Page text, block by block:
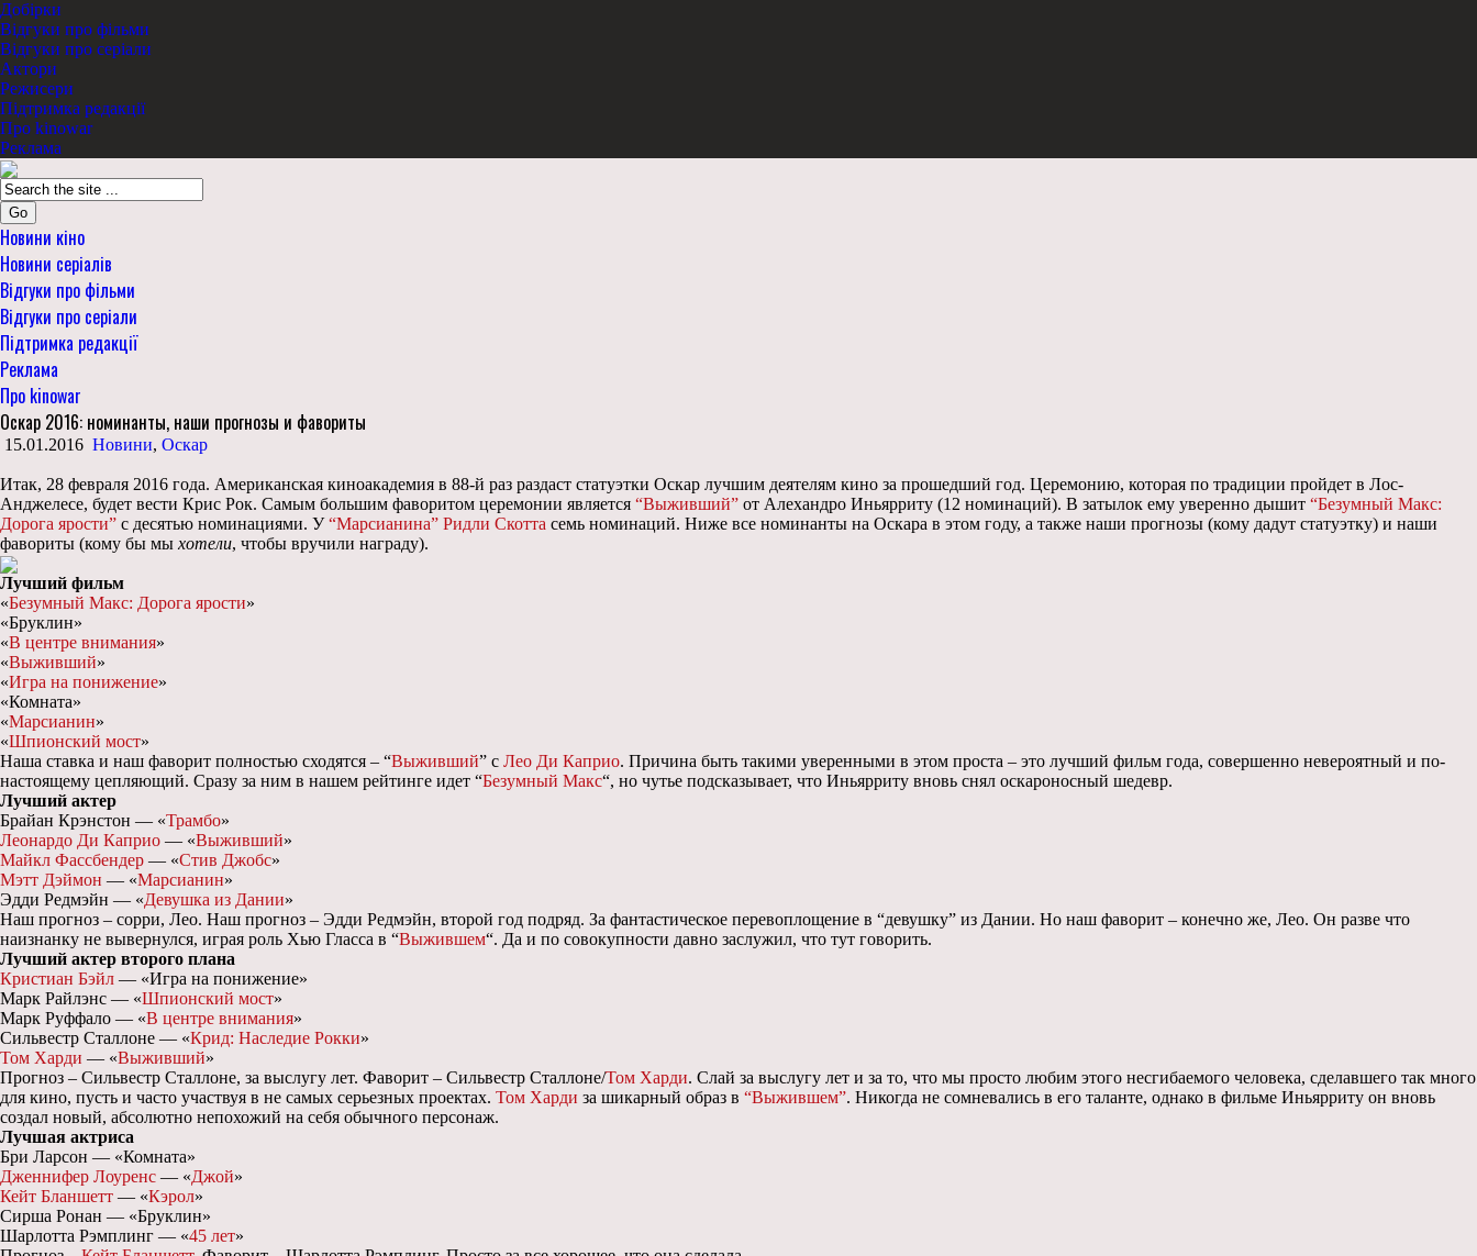
Добірки
Відгуки про фільми
Відгуки про серіали
Актори
Режисери
Підтримка редакції
Про kinowar
Реклама
Go
Новини кіно
Новини серіалів
Відгуки про фільми
Відгуки про серіали
Підтримка редакції
Реклама
Про kinowar
Оскар 2016: номинанты, наши прогнозы и фавориты
15.01.2016 Новини, Оскар
Итак, 28 февраля 2016 года. Американская киноакадемия в 88-й раз раздаст статуэтки Оскар лучшим деятелям кино за прошедший год. Церемонию, которая по традиции пройдет в Лос-
Анджелесе, будет вести Крис Рок. Самым большим фаворитом церемонии является “Выживший” от Алехандро Иньярриту (12 номинаций). В затылок ему уверенно дышит “Безумный Макс:
Дорога ярости” с десятью номинациями. У“Марсианина” Ридли Скотта семь номинаций. Ниже все номинанты на Оскара в этом году, а также наши прогнозы (кому дадут статуэтку) и наши
фавориты (кому бы мы хотели, чтобы вручили награду).
Лучший фильм
«Безумный Макс: Дорога ярости»
«Бруклин»
«В центре внимания»
«Выживший»
«Игра на понижение»
«Комната»
«Марсианин»
«Шпионский мост»
Наша ставка и наш фаворит полностью сходятся – “Выживший” с Лео Ди Каприо. Причина быть такими уверенными в этом проста – это лучший фильм года, совершенно невероятный и по-
настоящему цепляющий. Сразу за ним в нашем рейтинге идет “Безумный Макс“, но чутье подсказывает, что Иньярриту вновь снял оскароносный шедевр.
Лучший актер
Брайан Крэнстон — «Трамбо»
Леонардо Ди Каприо — «Выживший»
Майкл Фассбендер — «Стив Джобс»
Мэтт Дэймон — «Марсианин»
Эдди Редмэйн — «Девушка из Дании»
Наш прогноз – сорри, Лео. Наш прогноз – Эдди Редмэйн, второй год подряд. За фантастическое перевоплощение в “девушку” из Дании. Но наш фаворит – конечно же, Лео. Он разве что
наизнанку не вывернулся, играя роль Хью Гласса в “Выжившем“. Да и по совокупности давно заслужил, что тут говорить.
Лучший актер второго плана
Кристиан Бэйл — «Игра на понижение»
Марк Райлэнс — «Шпионский мост»
Марк Руффало — «В центре внимания»
Сильвестр Сталлоне — «Крид: Наследие Рокки»
Том Харди — «Выживший»
Прогноз – Сильвестр Сталлоне, за выслугу лет. Фаворит – Сильвестр Сталлоне/Том Харди. Слай за выслугу лет и за то, что мы просто любим этого несгибаемого человека, сделавшего так много
для кино, пусть и часто участвуя в не самых серьезных проектах. Том Харди за шикарный образ в “Выжившем”. Никогда не сомневались в его таланте, однако в фильме Иньярриту он вновь
создал новый, абсолютно непохожий на себя обычного персонаж.
Лучшая актриса
Бри Ларсон — «Комната»
Дженнифер Лоуренс — «Джой»
Кейт Бланшетт — «Кэрол»
Сирша Ронан — «Бруклин»
Шарлотта Рэмплинг — «45 лет»